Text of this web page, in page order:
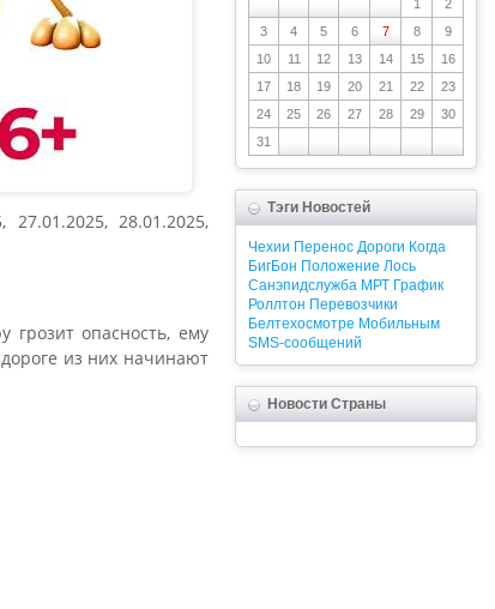
28.01.2025,
грозит опасность, ему
из них начинают
1
2
3
4 5 6 7 8
9
10
11 12 13 14 15
16
17
18 19 20 21 22
23
24
25 26 27 28 29
30
31
Тэги Новостей
Чехии Перенос Дороги Когда
БигБон Положение Лось
Санэпидслужба МРТ График
Роллтон Перевозчики
Белтехосмотре Мобильным
SMS-сообщений
Новости Страны